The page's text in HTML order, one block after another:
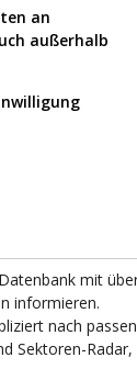
mit
informieren.
nach
Sektoren-
an
außerhalb